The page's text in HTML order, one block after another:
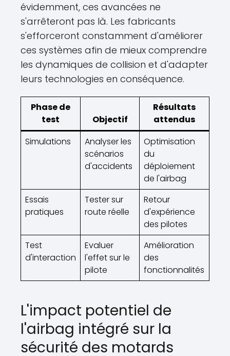
évidemment, ces avancées ne
s'arrêteront pas là. Les fabricants
s'efforceront constamment d'améliorer
ces systèmes afin de mieux comprendre
les dynamiques de collision et d'adapter
leurs technologies en conséquence.
Phase de
test
Objectif
Résultats
attendus
Simulations
Analyser les
scénarios
d'accidents
Optimisation
du
déploiement
de l'airbag
Essais
pratiques
Tester sur
route réelle
Retour
d'expérience
des pilotes
Test
d'interaction
Evaluer
l'effet sur le
pilote
Amélioration
des
fonctionnalités
L'impact potentiel de
l'airbag intégré sur la
sécurité des motards